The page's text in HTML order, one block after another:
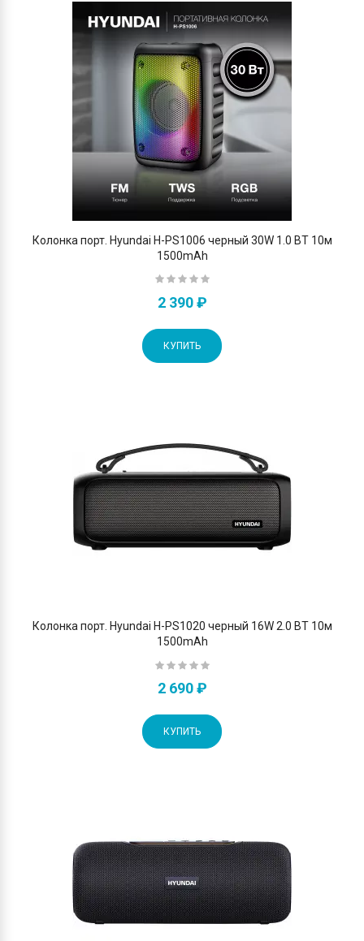
Колонка порт. Hyundai H-PS1006 черный 30W 1.0 BT 10м
1500mAh
2 390 ₽
КУПИТЬ
Колонка порт. Hyundai H-PS1020 черный 16W 2.0 BT 10м
1500mAh
2 690 ₽
КУПИТЬ